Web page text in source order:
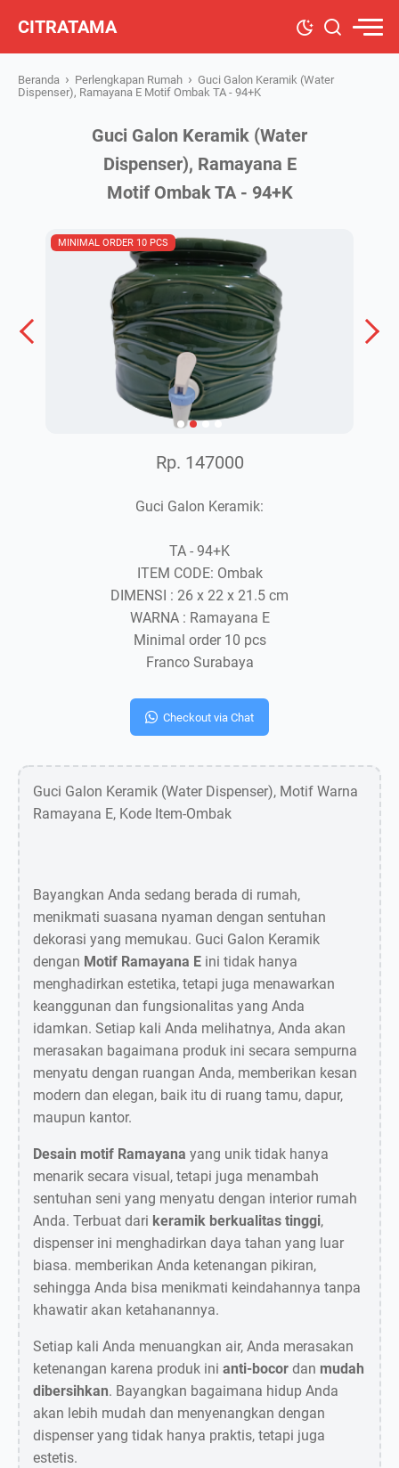
CITRATAMA
Beranda › Perlengkapan Rumah › Guci Galon Keramik (Water
Dispenser), Ramayana E Motif Ombak TA - 94+K
Guci Galon Keramik (Water
Dispenser), Ramayana E
Motif Ombak TA - 94+K
MINIMAL ORDER 10 PCS
Rp. 147000
Guci Galon Keramik:
TA - 94+K
ITEM CODE: Ombak
DIMENSI : 26 x 22 x 21.5 cm
WARNA : Ramayana E
Minimal order 10 pcs
Franco Surabaya
Checkout via Chat
Guci Galon Keramik (Water Dispenser), Motif Warna
Ramayana E, Kode Item-Ombak
Bayangkan Anda sedang berada di rumah,
menikmati suasana nyaman dengan sentuhan
dekorasi yang memukau. Guci Galon Keramik
dengan Motif Ramayana E ini tidak hanya
menghadirkan estetika, tetapi juga menawarkan
keanggunan dan fungsionalitas yang Anda
idamkan. Setiap kali Anda melihatnya, Anda akan
merasakan bagaimana produk ini secara sempurna
menyatu dengan ruangan Anda, memberikan kesan
modern dan elegan, baik itu di ruang tamu, dapur,
maupun kantor.
Desain motif Ramayana yang unik tidak hanya
menarik secara visual, tetapi juga menambah
sentuhan seni yang menyatu dengan interior rumah
Anda. Terbuat dari keramik berkualitas tinggi,
dispenser ini menghadirkan daya tahan yang luar
biasa. memberikan Anda ketenangan pikiran,
sehingga Anda bisa menikmati keindahannya tanpa
khawatir akan ketahanannya.
Setiap kali Anda menuangkan air, Anda merasakan
ketenangan karena produk ini anti-bocor dan mudah
dibersihkan. Bayangkan bagaimana hidup Anda
akan lebih mudah dan menyenangkan dengan
dispenser yang tidak hanya praktis, tetapi juga
estetis.